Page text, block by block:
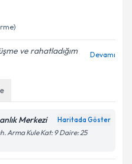
ve rahatladığım
Devamı
Merkezi Haritada Göster
Arma Kule Kat: 9 Daire: 25